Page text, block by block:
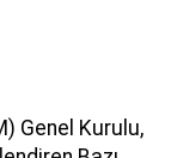
Genel Kurulu,